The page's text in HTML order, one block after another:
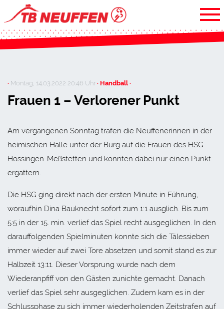
· Montag, 14.03.2022 20:46 Uhr· Handball ·
Frauen 1 – Verlorener Punkt
Am vergangenen Sonntag trafen die Neuffenerinnen in der
heimischen Halle unter der Burg auf die Frauen des HSG
Hossingen-Meßstetten und konnten dabei nur einen Punkt
ergattern.
Die HSG ging direkt nach der ersten Minute in Führung,
woraufhin Dina Bauknecht sofort zum 1:1 ausglich. Bis zum
5:5 in der 15. min. verlief das Spiel recht ausgeglichen. In den
darauffolgenden Spielminuten konnte sich die Tälessieben
immer wieder auf zwei Tore absetzen und somit stand es zur
Halbzeit 13:11. Dieser Vorsprung wurde nach dem
Wiederanpfiff von den Gästen zunichte gemacht. Danach
verlief das Spiel sehr ausgeglichen. Zudem kam es in der
Schlussphase zu sich immer wiederholenden Zeitstrafen auf